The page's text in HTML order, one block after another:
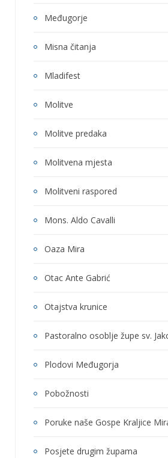
Međugorje
Misna čitanja
Mladifest
Molitve
Molitve predaka
Molitvena mjesta
Molitveni raspored
Mons. Aldo Cavalli
Oaza Mira
Otac Ante Gabrić
Otajstva krunice
Pastoralno osoblje župe sv.
Plodovi Međugorja
Pobožnosti
Poruke naše Gospe Kraljice
Posjete drugim župama